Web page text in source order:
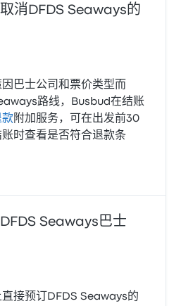
消DFDS Seaways的
巴士公司和票价类型而
路线，Busbud在结账
款 附加服务，可在出发前30
时查看是否符合退款条
Seaways巴士
接预订DFDS Seaways的